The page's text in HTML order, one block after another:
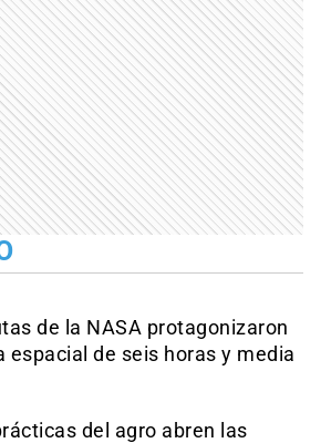
de la NASA protagonizaron
espacial de seis horas y media
del agro abren las